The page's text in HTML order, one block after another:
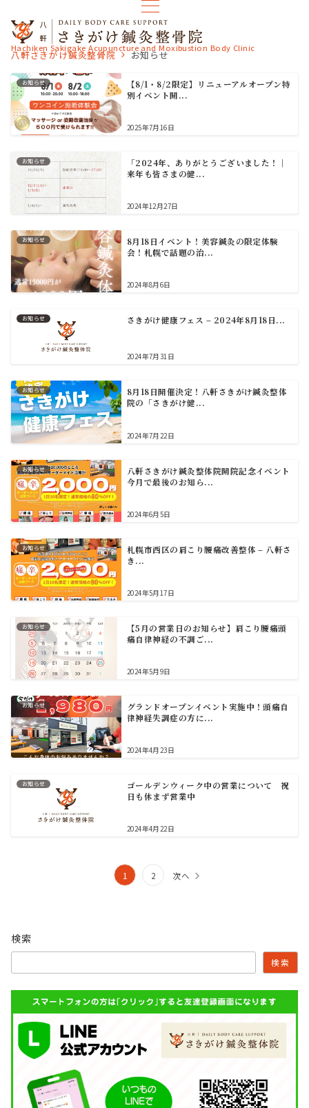
Hachiken Sakigake Acupuncture and Moxibustion Body Clinic
八軒さきがけ鍼灸整骨院 お知らせ
お知らせ
【8/1・8/2限定】リニューアルオープン特
別イベント開...
2025年7月16日
お知らせ
「2024年、ありがとうございました！｜
来年も皆さまの健...
2024年12月27日
お知らせ
8月18日イベント！美容鍼灸の限定体験
会！札幌で話題の治...
2024年8月6日
お知らせ さきがけ健康フェス – 2024年8月18日...
2024年7月31日
お知らせ
8月18日開催決定！八軒さきがけ鍼灸整体
院の「さきがけ健...
2024年7月22日
お知らせ
八軒さきがけ鍼灸整体院開院記念イベント
今月で最後のお知ら...
2024年6月5日
お知らせ
札幌市西区の肩こり腰痛改善整体 – 八軒さ
き...
2024年5月17日
お知らせ
【5月の営業日のお知らせ】肩こり腰痛頭
痛自律神経の不調ご...
2024年5月9日
お知らせ
グランドオープンイベント実施中！頭痛自
律神経失調症の方に...
2024年4月23日
お知らせ
ゴールデンウィーク中の営業について 祝
日も休まず営業中
2024年4月22日
ペ
ー
ジ
送
1 2 次へ
検索
検索